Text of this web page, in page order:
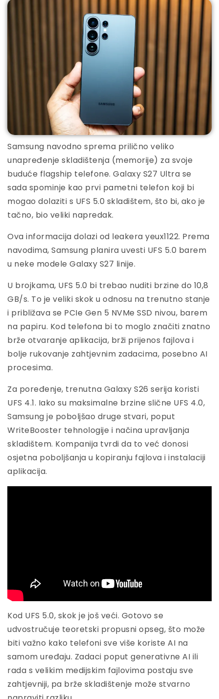
Samsung navodno sprema prilično veliko
unapređenje skladištenja (memorije) za svoje
buduće flagship telefone. Galaxy S27 Ultra se
sada spominje kao prvi pametni telefon koji bi
mogao dolaziti s UFS 5.0 skladištem, što bi, ako je
tačno, bio veliki napredak.
Ova informacija dolazi od leakera yeux1122. Prema
navodima, Samsung planira uvesti UFS 5.0 barem
u neke modele Galaxy S27 linije.
U brojkama, UFS 5.0 bi trebao nuditi brzine do 10,8
GB/s. To je veliki skok u odnosu na trenutno stanje
i približava se PCIe Gen 5 NVMe SSD nivou, barem
na papiru. Kod telefona bi to moglo značiti znatno
brže otvaranje aplikacija, brži prijenos fajlova i
bolje rukovanje zahtjevnim zadacima, posebno AI
procesima.
Za poređenje, trenutna Galaxy S26 serija koristi
UFS 4.1. Iako su maksimalne brzine slične UFS 4.0,
Samsung je poboljšao druge stvari, poput
WriteBooster tehnologije i načina upravljanja
skladištem. Kompanija tvrdi da to već donosi
osjetna poboljšanja u kopiranju fajlova i instalaciji
aplikacija.
Kod UFS 5.0, skok je još veći. Gotovo se
udvostručuje teoretski propusni opseg, što može
biti važno kako telefoni sve više koriste AI na
samom uređaju. Zadaci poput generativne AI ili
rada s velikim medijskim fajlovima postaju sve
zahtjevniji, pa brže skladištenje može stvarno